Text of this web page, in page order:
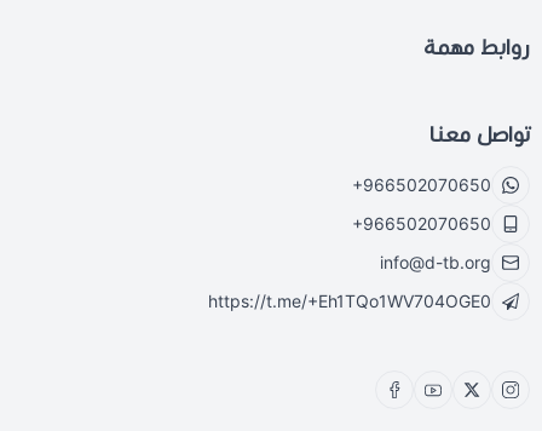
روابط مهمة
تواصل معنا
+966502070650
+966502070650
info@d-tb.org
https://t.me/+Eh1TQo1WV704OGE0